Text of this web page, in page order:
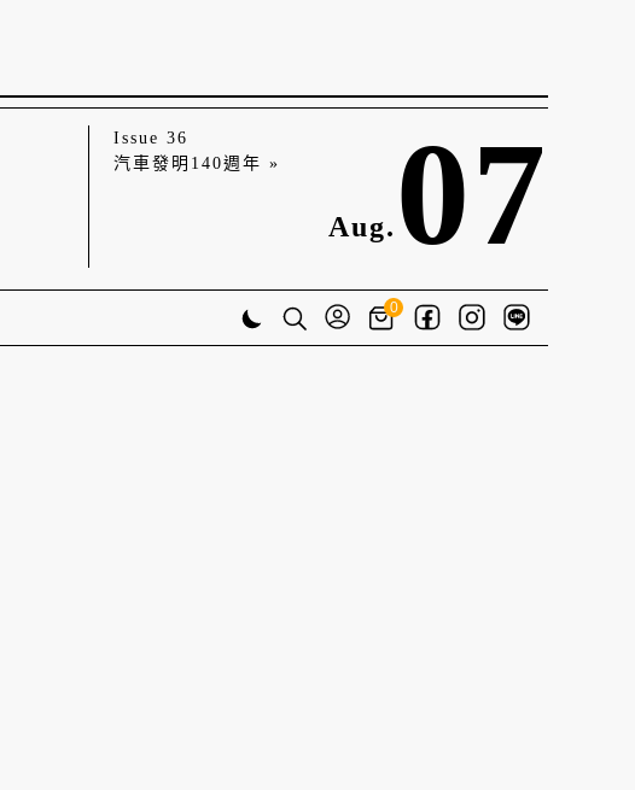
Issue 36
汽車發明140週年 »
Aug. 07
0